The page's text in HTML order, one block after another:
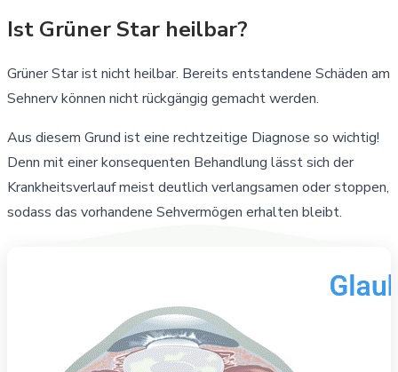
Ist Grüner Star heilbar?
Grüner Star ist nicht heilbar. Bereits entstandene Schäden am
Sehnerv können nicht rückgängig gemacht werden.
Aus diesem Grund ist eine rechtzeitige Diagnose so wichtig!
Denn mit einer konsequenten Behandlung lässt sich der
Krankheitsverlauf meist deutlich verlangsamen oder stoppen,
sodass das vorhandene Sehvermögen erhalten bleibt.